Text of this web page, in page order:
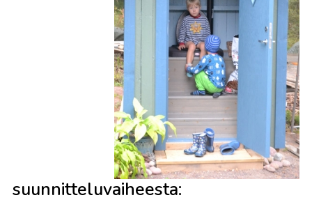
suunnitteluvaiheesta: